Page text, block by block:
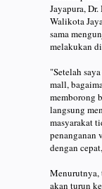
Jayapura,
Walikota
sama
melakukan
"Setelah
mall,
memborong
langsung
masyarakat
penanganan
dengan
Menurutnya,
akan turun